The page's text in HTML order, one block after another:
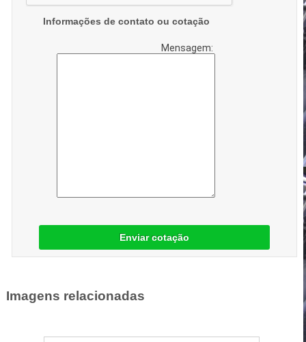
Informações de contato ou cotação
Mensagem:
Enviar cotação
Imagens relacionadas